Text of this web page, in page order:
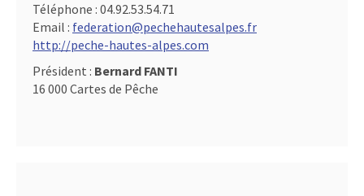
Téléphone : 04.92.53.54.71
Email : federation@pechehautesalpes.fr
http://peche-hautes-alpes.com
Président : Bernard FANTI
16 000 Cartes de Pêche